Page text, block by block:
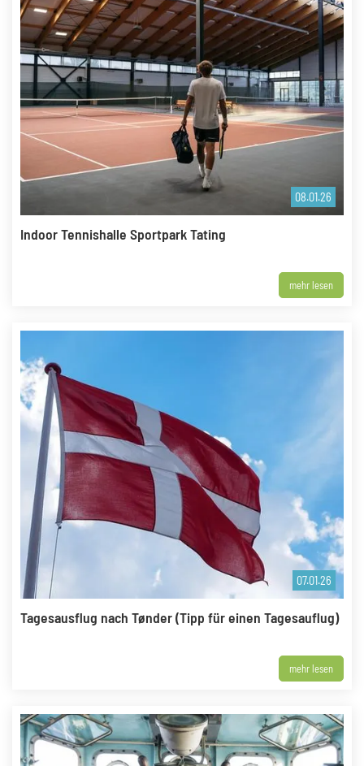
08.01.26
Indoor Tennishalle Sportpark Tating
mehr lesen
07.01.26
Tagesausflug nach Tønder (Tipp für einen Tagesauflug)
mehr lesen